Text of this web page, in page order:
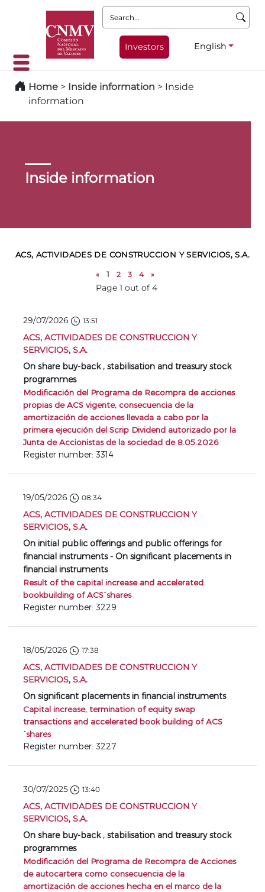
Search:
Investors English
Home > Inside information > Inside
information
Inside information
ACS, ACTIVIDADES DE CONSTRUCCION Y SERVICIOS, S.A.
« 1 2 3 4 »
Page 1 out of 4
29/07/2026 13:51
ACS, ACTIVIDADES DE CONSTRUCCION Y
SERVICIOS, S.A.
On share buy-back , stabilisation and treasury stock
programmes
Modificación del Programa de Recompra de acciones
propias de ACS vigente, consecuencia de la
amortización de acciones llevada a cabo por la
primera ejecución del Scrip Dividend autorizado por la
Junta de Accionistas de la sociedad de 8.05.2026
Register number: 3314
19/05/2026 08:34
ACS, ACTIVIDADES DE CONSTRUCCION Y
SERVICIOS, S.A.
On initial public offerings and public offerings for
financial instruments - On significant placements in
financial instruments
Result of the capital increase and accelerated
bookbuilding of ACS´shares
Register number: 3229
18/05/2026 17:38
ACS, ACTIVIDADES DE CONSTRUCCION Y
SERVICIOS, S.A.
On significant placements in financial instruments
Capital increase, termination of equity swap
transactions and accelerated book building of ACS
´shares
Register number: 3227
30/07/2025 13:40
ACS, ACTIVIDADES DE CONSTRUCCION Y
SERVICIOS, S.A.
On share buy-back , stabilisation and treasury stock
programmes
Modificación del Programa de Recompra de Acciones
de autocartera como consecuencia de la
amortización de acciones hecha en el marco de la